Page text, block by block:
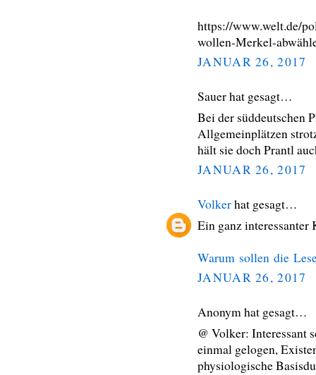
https://www.welt.de/
wollen-Merkel-
JANUAR 26, 2017
Sauer hat gesagt…
Bei der süddeutschen
Allgemeinplätzen
hält sie doch Prantl
JANUAR 26, 2017
Volkerhat gesagt…
Ein ganz interessanter
Warum sollen die
JANUAR 26, 2017
Anonym hat gesagt…
@ Volker: Interessant
einmal gelogen,
physiologische